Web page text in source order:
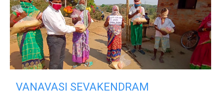
VANAVASI SEVAKENDRAM